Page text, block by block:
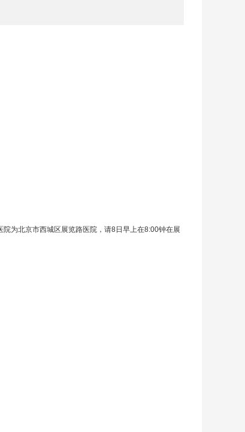
为北京市西城区展览路医院，请8日早上在8:00钟在展